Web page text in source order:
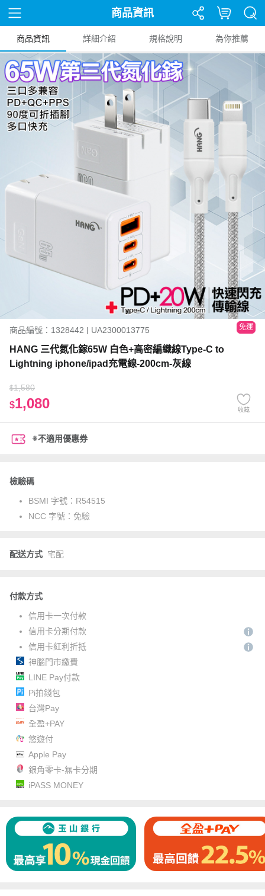
商品資訊
商品資訊 詳細介紹 規格說明 為你推薦
商品編號：1328442 | UA2300013775 免運
HANG 三代氮化鎵65W 白色+高密編織線Type-C to
Lightning iphone/ipad充電線-200cm-灰線
$1,580
$1,080 收藏
※不適用優惠券
檢驗碼
BSMI 字號： R54515
NCC 字號： 免驗
配送方式 宅配
付款方式
信用卡一次付款
信用卡分期付款
信用卡紅利折抵
神腦門市繳費
LINE Pay付款
Pi拍錢包
台灣Pay
全盈+PAY
悠遊付
Apple Pay
銀角零卡-無卡分期
iPASS MONEY